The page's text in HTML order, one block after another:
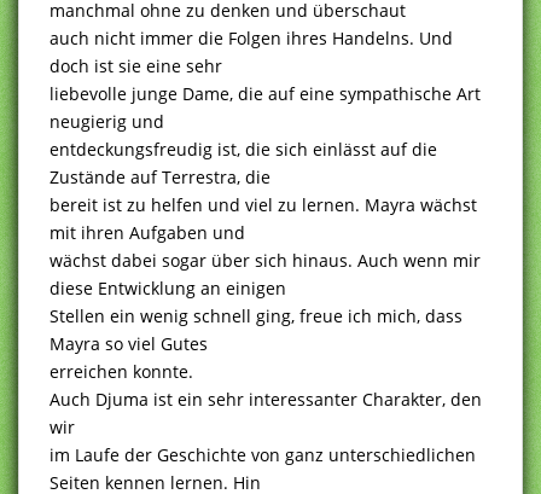
manchmal ohne zu denken und überschaut
auch nicht immer die Folgen ihres Handelns. Und
doch ist sie eine sehr
liebevolle junge Dame, die auf eine sympathische Art
neugierig und
entdeckungsfreudig ist, die sich einlässt auf die
Zustände auf Terrestra, die
bereit ist zu helfen und viel zu lernen. Mayra wächst
mit ihren Aufgaben und
wächst dabei sogar über sich hinaus. Auch wenn mir
diese Entwicklung an einigen
Stellen ein wenig schnell ging, freue ich mich, dass
Mayra so viel Gutes
erreichen konnte.
Auch Djuma ist ein sehr interessanter Charakter, den
wir
im Laufe der Geschichte von ganz unterschiedlichen
Seiten kennen lernen. Hin